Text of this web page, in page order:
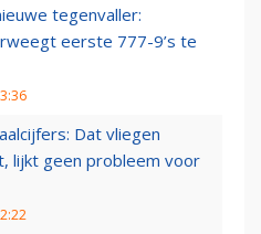
tegenvaller:
eerste 777-9’s te
Dat vliegen
lijkt geen probleem voor